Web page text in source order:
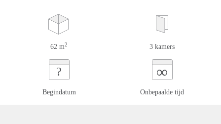
62 m2 3 kamers
?
Begindatum
∞
Onbepaalde tijd